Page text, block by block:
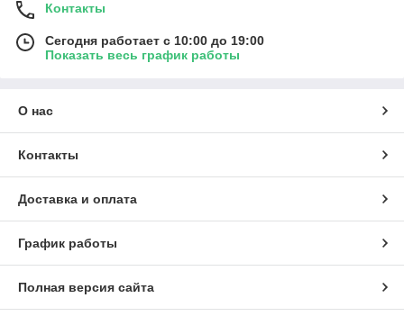
Контакты
Сегодня работает с 10:00 до 19:00
Показать весь график работы
О нас
Контакты
Доставка и оплата
График работы
Полная версия сайта